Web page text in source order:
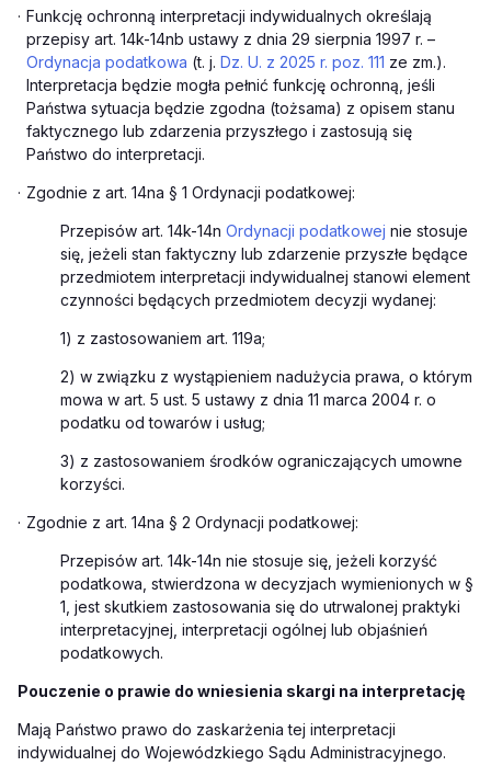
· Funkcję ochronną interpretacji indywidualnych określają
przepisy art. 14k-14nb ustawy z dnia 29 sierpnia 1997 r. –
Ordynacja podatkowa (t. j. Dz. U. z 2025 r. poz. 111 ze zm.).
Interpretacja będzie mogła pełnić funkcję ochronną, jeśli
Państwa sytuacja będzie zgodna (tożsama) z opisem stanu
faktycznego lub zdarzenia przyszłego i zastosują się
Państwo do interpretacji.
· Zgodnie z art. 14na § 1 Ordynacji podatkowej:
Przepisów art. 14k-14n Ordynacji podatkowej nie stosuje
się, jeżeli stan faktyczny lub zdarzenie przyszłe będące
przedmiotem interpretacji indywidualnej stanowi element
czynności będących przedmiotem decyzji wydanej:
1) z zastosowaniem art. 119a;
2) w związku z wystąpieniem nadużycia prawa, o którym
mowa w art. 5 ust. 5 ustawy z dnia 11 marca 2004 r. o
podatku od towarów i usług;
3) z zastosowaniem środków ograniczających umowne
korzyści.
· Zgodnie z art. 14na § 2 Ordynacji podatkowej:
Przepisów art. 14k-14n nie stosuje się, jeżeli korzyść
podatkowa, stwierdzona w decyzjach wymienionych w §
1, jest skutkiem zastosowania się do utrwalonej praktyki
interpretacyjnej, interpretacji ogólnej lub objaśnień
podatkowych.
Pouczenie o prawie do wniesienia skargi na interpretację
Mają Państwo prawo do zaskarżenia tej interpretacji
indywidualnej do Wojewódzkiego Sądu Administracyjnego.